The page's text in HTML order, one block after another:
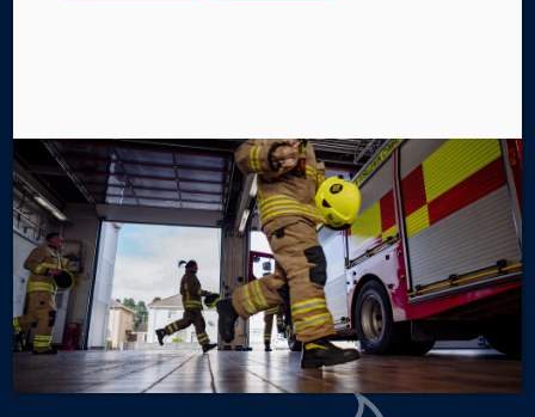
Gan Steffan John
Categorïau
NEWYDDION Y GWASANAETH